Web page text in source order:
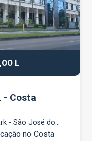
L
- Costa
- São José dos
no Costa